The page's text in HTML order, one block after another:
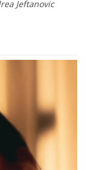
Jeftanovic